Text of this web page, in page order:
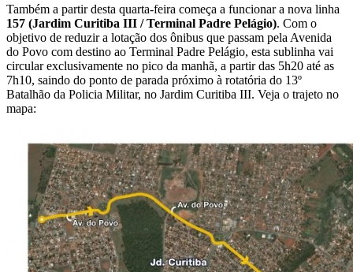
Também a partir desta quarta-feira começa a funcionar a nova linha
157 (Jardim Curitiba III / Terminal Padre Pelágio). Com o
objetivo de reduzir a lotação dos ônibus que passam pela Avenida
do Povo com destino ao Terminal Padre Pelágio, esta sublinha vai
circular exclusivamente no pico da manhã, a partir das 5h20 até as
7h10, saindo do ponto de parada próximo à rotatória do 13º
Batalhão da Policia Militar, no Jardim Curitiba III. Veja o trajeto no
mapa: